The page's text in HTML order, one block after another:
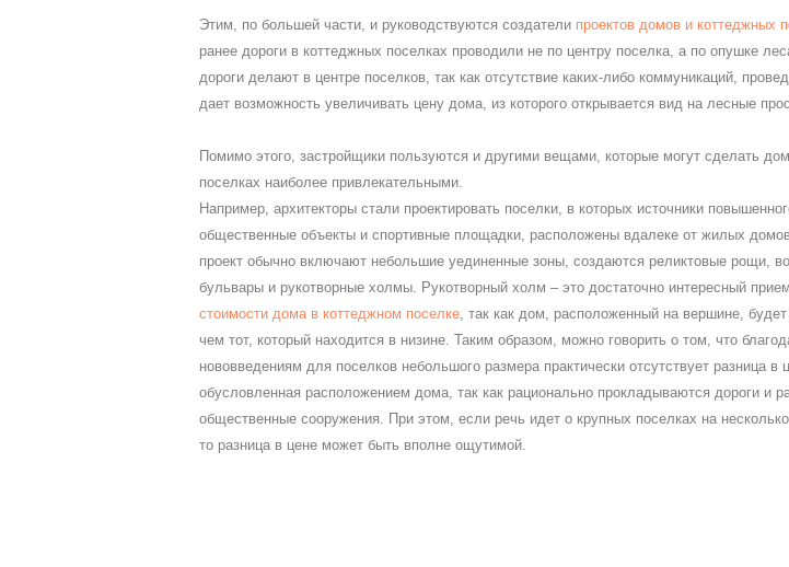
Этим, по большей части, и руководствуются создатели проектов домов и коттеджных
ранее дороги в коттеджных поселках проводили не по центру поселка, а по опушке
дороги делают в центре поселков, так как отсутствие каких-либо коммуникаций,
дает возможность увеличивать цену дома, из которого открывается вид на лесные
Помимо этого, застройщики пользуются и другими вещами, которые могут сделать
поселках наиболее привлекательными.
Например, архитекторы стали проектировать поселки, в которых источники
общественные объекты и спортивные площадки, расположены вдалеке от жилых
проект обычно включают небольшие уединенные зоны, создаются реликтовые рощи,
бульвары и рукотворные холмы. Рукотворный холм – это достаточно интересный
стоимости дома в коттеджном поселке, так как дом, расположенный на вершине,
чем тот, который находится в низине. Таким образом, можно говорить о том, что
нововведениям для поселков небольшого размера практически отсутствует разница в
обусловленная расположением дома, так как рационально прокладываются дороги и
общественные сооружения. При этом, если речь идет о крупных поселках на несколько
то разница в цене может быть вполне ощутимой.